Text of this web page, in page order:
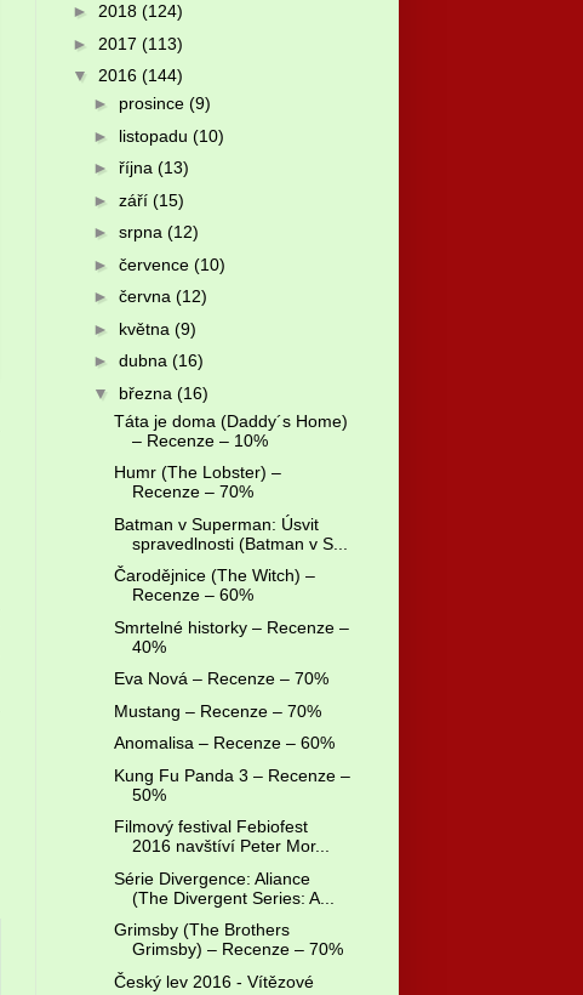
► 2018 (124)
► 2017 (113)
▼ 2016 (144)
► prosince (9)
► listopadu (10)
► října (13)
► září (15)
► srpna (12)
► července (10)
► června (12)
► května (9)
► dubna (16)
▼ března (16)
Táta je doma (Daddy´s Home)
– Recenze – 10%
Humr (The Lobster) –
Recenze – 70%
Batman v Superman: Úsvit
spravedlnosti (Batman v S...
Čarodějnice (The Witch) –
Recenze – 60%
Smrtelné historky – Recenze –
40%
Eva Nová – Recenze – 70%
Mustang – Recenze – 70%
Anomalisa – Recenze – 60%
Kung Fu Panda 3 – Recenze –
50%
Filmový festival Febiofest
2016 navštíví Peter Mor...
Série Divergence: Aliance
(The Divergent Series: A...
Grimsby (The Brothers
Grimsby) – Recenze – 70%
Český lev 2016 - Vítězové